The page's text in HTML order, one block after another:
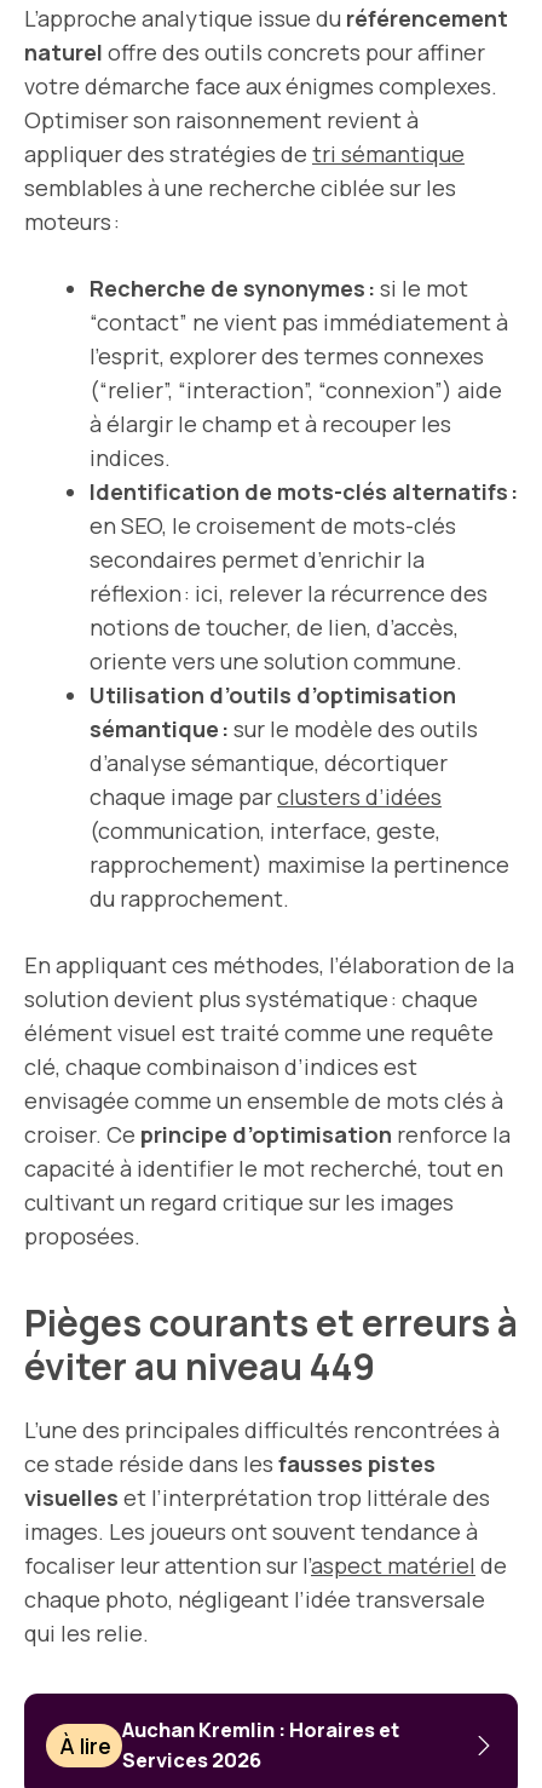
L’approche analytique issue du référencement
naturel offre des outils concrets pour affiner
votre démarche face aux énigmes complexes.
Optimiser son raisonnement revient à
appliquer des stratégies de tri sémantique
semblables à une recherche ciblée sur les
moteurs :
Recherche de synonymes : si le mot
“contact” ne vient pas immédiatement à
l’esprit, explorer des termes connexes
(“relier”, “interaction”, “connexion”) aide
à élargir le champ et à recouper les
indices.
Identification de mots-clés alternatifs :
en SEO, le croisement de mots-clés
secondaires permet d’enrichir la
réflexion : ici, relever la récurrence des
notions de toucher, de lien, d’accès,
oriente vers une solution commune.
Utilisation d’outils d’optimisation
sémantique : sur le modèle des outils
d’analyse sémantique, décortiquer
chaque image parclusters d’idées
(communication, interface, geste,
rapprochement) maximise la pertinence
du rapprochement.
En appliquant ces méthodes, l’élaboration de la
solution devient plus systématique : chaque
élément visuel est traité comme une requête
clé, chaque combinaison d’indices est
envisagée comme un ensemble de mots clés à
croiser. Ce principe d’optimisation renforce la
capacité à identifier le mot recherché, tout en
cultivant un regard critique sur les images
proposées.
Pièges courants et erreurs à
éviter au niveau 449
L’une des principales difficultés rencontrées à
ce stade réside dans les fausses pistes
visuelles et l’interprétation trop littérale des
images. Les joueurs ont souvent tendance à
focaliser leur attention sur l’aspect matériel de
chaque photo, négligeant l’idée transversale
qui les relie.
À lire
Auchan Kremlin : Horaires et
Services 2026